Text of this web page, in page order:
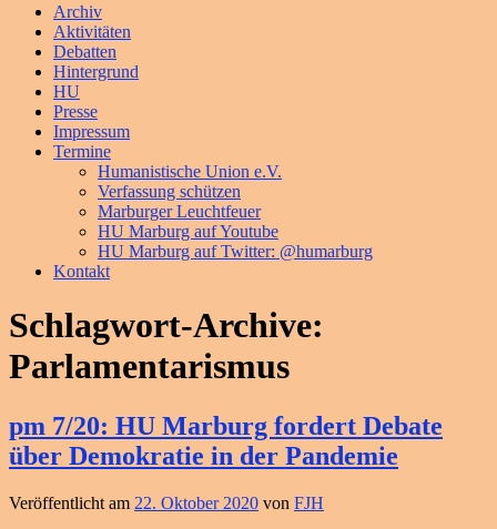
Primäres
Menü
Archiv
Aktivitäten
Debatten
Hintergrund
HU
Presse
Impressum
Termine
Humanistische Union e.V.
Verfassung schützen
Marburger Leuchtfeuer
HU Marburg auf Youtube
HU Marburg auf Twitter: @humarburg
Kontakt
Schlagwort-Archive:
Parlamentarismus
pm 7/20: HU Marburg fordert Debate
über Demokratie in der Pandemie
Veröffentlicht am 22. Oktober 2020 von FJH